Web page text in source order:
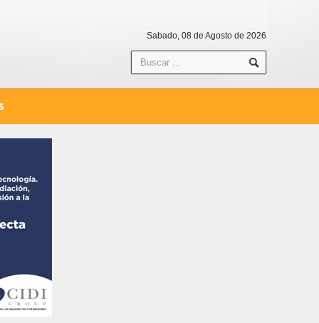
Sabado, 08 de Agosto de 2026